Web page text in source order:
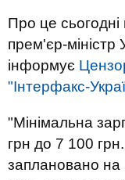
Про це сьогодні
прем'єр-
інформує
"Інтерфакс-
"Мінімальна
грн до 7 100
заплановано на